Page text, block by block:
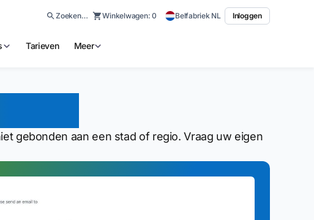
Zoeken… Winkelwagen:0 Belfabriek NL Inloggen
Tarieven Meer
gebonden aan een stad of regio. Vraag uw eigen